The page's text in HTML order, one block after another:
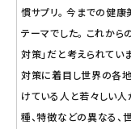
コラム・スタッフのお
ご利用ガイド等
アカウント情報
ようこそ ゲスト 様
慣サプリ。 今までの健康
テーマでした。 これか
対策」だと考えられてい
対策に着目し世界の各
けている人と若々しい人
種、特徴などの異なる